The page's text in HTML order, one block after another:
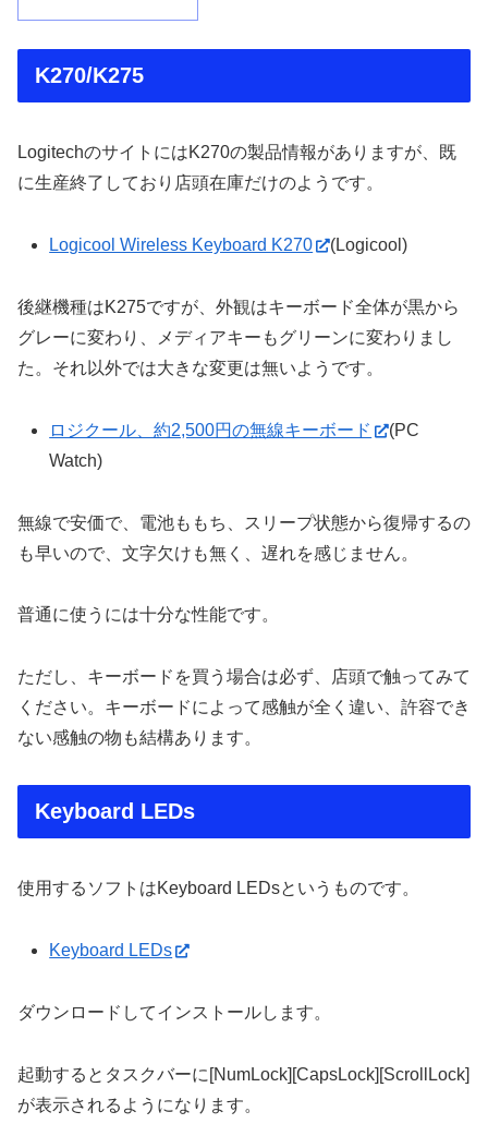
K270/K275
LogitechのサイトにはK270の製品情報がありますが、既
に生産終了しており店頭在庫だけのようです。
Logicool Wireless Keyboard K270 (Logicool)
後継機種はK275ですが、外観はキーボード全体が黒から
グレーに変わり、メディアキーもグリーンに変わりまし
た。それ以外では大きな変更は無いようです。
ロジクール、約2,500円の無線キーボード
(PC
Watch)
無線で安価で、電池ももち、スリープ状態から復帰するの
も早いので、文字欠けも無く、遅れを感じません。
普通に使うには十分な性能です。
ただし、キーボードを買う場合は必ず、店頭で触ってみて
ください。キーボードによって感触が全く違い、許容でき
ない感触の物も結構あります。
Keyboard LEDs
使用するソフトはKeyboard LEDsというものです。
Keyboard LEDs
ダウンロードしてインストールします。
起動するとタスクバーに[NumLock][CapsLock][ScrollLock]
が表示されるようになります。